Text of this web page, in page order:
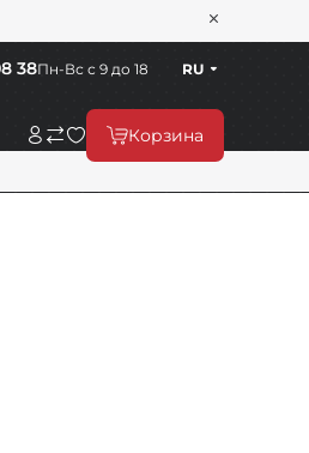
Корзина
Пн-Вс с 9 до 18
38 RU